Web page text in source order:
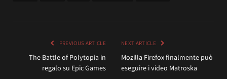
PREVIOUS ARTICLE
The Battle of Polytopia in
regalo su Epic Games
NEXT ARTICLE
Mozilla Firefox finalmente può
eseguire i video Matroska